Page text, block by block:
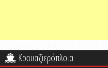
Κρουαζιερόπλοια